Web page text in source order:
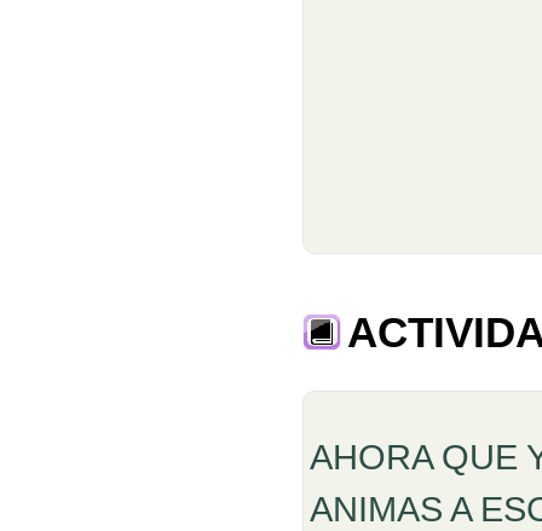
AHORA QUE
ANIMAS A